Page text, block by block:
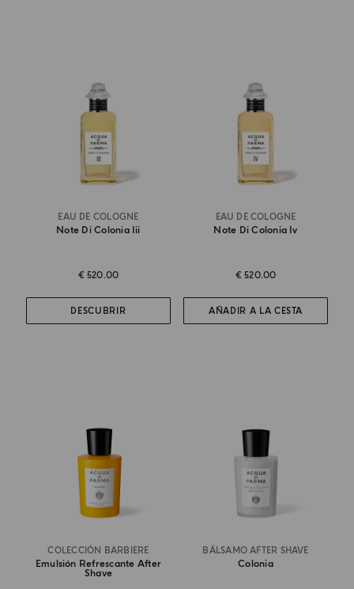
EAU DE COLOGNE
Note Di Colonia Iii
€ 520.00
DESCUBRIR
EAU DE COLOGNE
Note Di Colonia Iv
€ 520.00
AÑADIR A LA CESTA
COLECCIÓN BARBIERE
Emulsión Refrescante After
Shave
BÁLSAMO AFTER SHAVE
Colonia